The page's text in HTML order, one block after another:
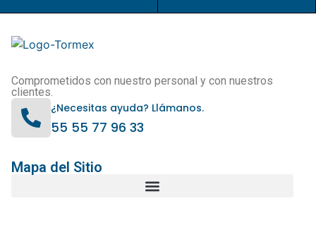
Comprometidos con nuestro personal y con nuestros
clientes.
¿Necesitas ayuda? Llámanos.
55 55 77 96 33
Mapa del Sitio